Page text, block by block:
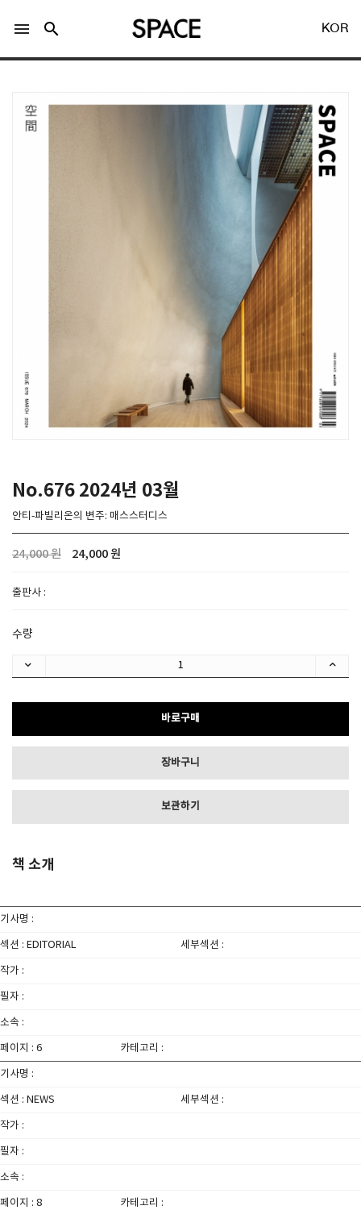
SPACE 소개
공지사항
menu search KOR
No.676 2024년 03월
안티-파빌리온의 변주: 매스스터디스
24,000 원 24,000 원
출판사 :
수량
바로구매
장바구니
보관하기
책 소개
기사명 :
섹션 : EDITORIAL 세부섹션 :
작가 :
필자 :
소속 :
페이지 : 6 카테고리 :
기사명 :
섹션 : NEWS 세부섹션 :
작가 :
필자 :
소속 :
페이지 : 8 카테고리 :